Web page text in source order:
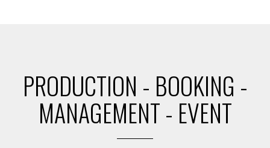
PRODUCTION - BOOKING -
MANAGEMENT - EVENT